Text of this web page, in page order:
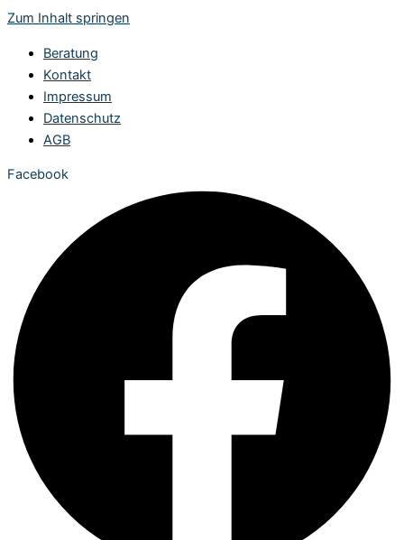
Zum Inhalt springen
Beratung
Kontakt
Impressum
Datenschutz
AGB
Facebook